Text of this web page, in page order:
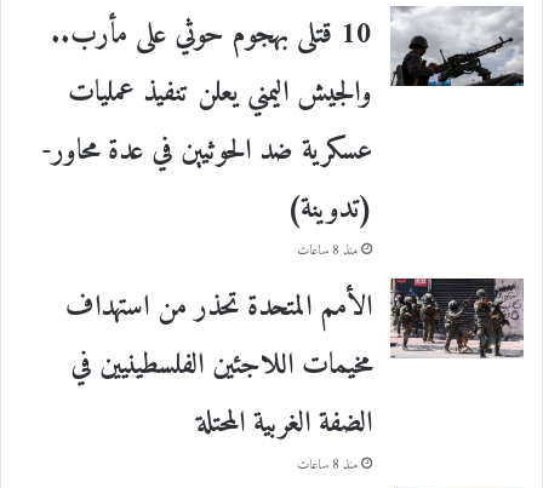
10 قتلى بهجوم حوثي على مأرب..
والجيش اليمني يعلن تنفيذ عمليات
عسكرية ضد الحوثيين في عدة محاور-
(تدوينة)
منذ 8 ساعات
الأمم المتحدة تحذر من استهداف
مخيمات اللاجئين الفلسطينيين في
الضفة الغربية المحتلة
منذ 8 ساعات